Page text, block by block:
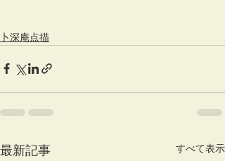
卜深庵点描
最新記事 すべて表示